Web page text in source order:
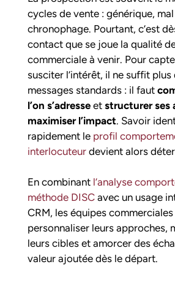
cycles de vente : générique,
chronophage. Pourtant, c’est
contact que se joue la qualité
commerciale à venir. Pour
susciter l’intérêt, il ne suffit plus
messages standards : il faut
l’on s’adresseet structurer ses
maximiser l’impact. Savoir
rapidement leprofil
interlocuteurdevient alors
En combinant l’analyse
méthode DISCavec un usage
CRM, les équipes
personnaliser leurs approches,
leurs cibles et amorcer des
valeur ajoutée dès le départ.